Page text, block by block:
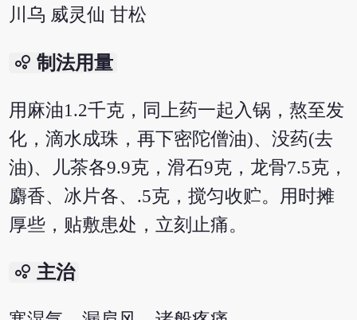
川乌 威灵仙 甘松
bubble_chart 制法用量
用麻油1.2千克，同上药一起入锅，熬至发
化，滴水成珠，再下密陀僧油)、没药(去
油)、儿茶各9.9克，滑石9克，龙骨7.5克，
麝香、冰片各、.5克，搅匀收贮。用时摊
厚些，贴敷患处，立刻止痛。
bubble_chart 主治